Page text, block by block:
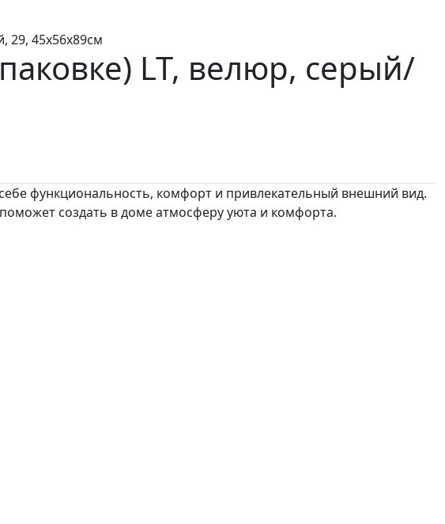
45х56х89см
LT, велюр, серый/
функциональность, комфорт и привлекательный внешний вид.
создать в доме атмосферу уюта и комфорта.